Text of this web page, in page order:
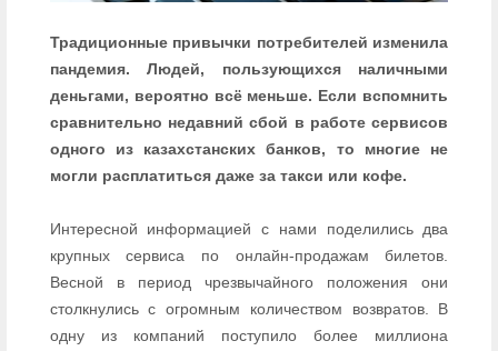
Традиционные привычки потребителей изменила
пандемия. Людей, пользующихся наличными
деньгами, вероятно всё меньше. Если вспомнить
сравнительно недавний сбой в работе сервисов
одного из казахстанских банков, то многие не
могли расплатиться даже за такси или кофе.
Интересной информацией с нами поделились два
крупных сервиса по онлайн-продажам билетов.
Весной в период чрезвычайного положения они
столкнулись с огромным количеством возвратов. В
одну из компаний поступило более миллиона